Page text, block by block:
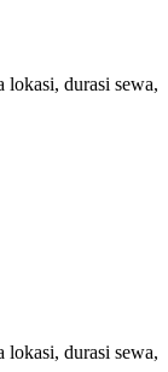
lokasi, durasi sewa,
lokasi, durasi sewa,